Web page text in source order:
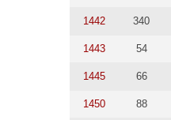
1442 340
1443 54
1445 66
1450 88